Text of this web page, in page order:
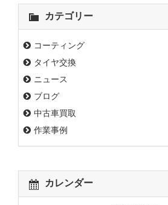
カテゴリー
コーティング
タイヤ交換
ニュース
ブログ
中古車買取
作業事例
カレンダー